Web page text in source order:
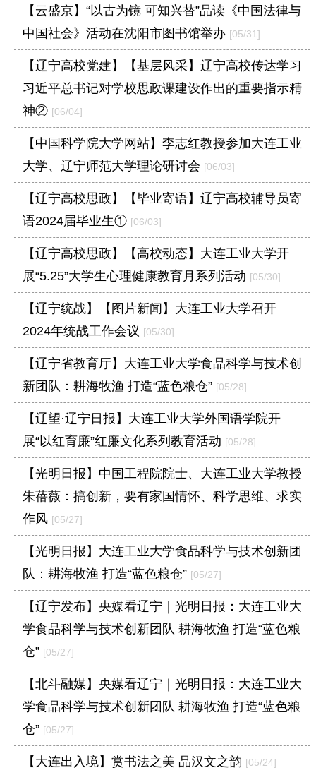
【云盛京】“以古为镜 可知兴替”品读《中国法律与
中国社会》活动在沈阳市图书馆举办 [05/31]
【辽宁高校党建】【基层风采】辽宁高校传达学习
习近平总书记对学校思政课建设作出的重要指示精
神② [06/04]
【中国科学院大学网站】李志红教授参加大连工业
大学、辽宁师范大学理论研讨会 [06/03]
【辽宁高校思政】【毕业寄语】辽宁高校辅导员寄
语2024届毕业生① [06/03]
【辽宁高校思政】【高校动态】大连工业大学开
展“5.25”大学生心理健康教育月系列活动 [05/30]
【辽宁统战】【图片新闻】大连工业大学召开
2024年统战工作会议 [05/30]
【辽宁省教育厅】大连工业大学食品科学与技术创
新团队：耕海牧渔 打造“蓝色粮仓” [05/28]
【辽望·辽宁日报】大连工业大学外国语学院开
展“以红育廉”红廉文化系列教育活动 [05/28]
【光明日报】中国工程院院士、大连工业大学教授
朱蓓薇：搞创新，要有家国情怀、科学思维、求实
作风 [05/27]
【光明日报】大连工业大学食品科学与技术创新团
队：耕海牧渔 打造“蓝色粮仓” [05/27]
【辽宁发布】央媒看辽宁｜光明日报：大连工业大
学食品科学与技术创新团队 耕海牧渔 打造“蓝色粮
仓” [05/27]
【北斗融媒】央媒看辽宁｜光明日报：大连工业大
学食品科学与技术创新团队 耕海牧渔 打造“蓝色粮
仓” [05/27]
【大连出入境】赏书法之美 品汉文之韵 [05/24]